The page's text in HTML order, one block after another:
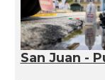
San Juan -